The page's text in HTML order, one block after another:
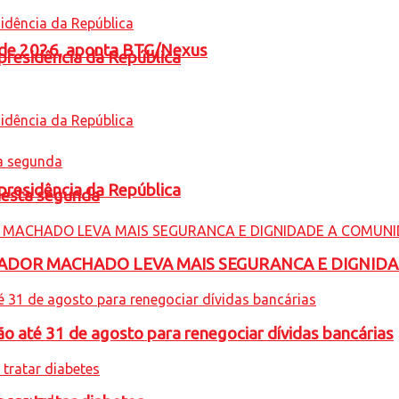
2026, aponta BTG/Nexus
da República
da República
segunda
MACHADO LEVA MAIS SEGURANCA E
até 31 de agosto para renegociar dívidas bancárias